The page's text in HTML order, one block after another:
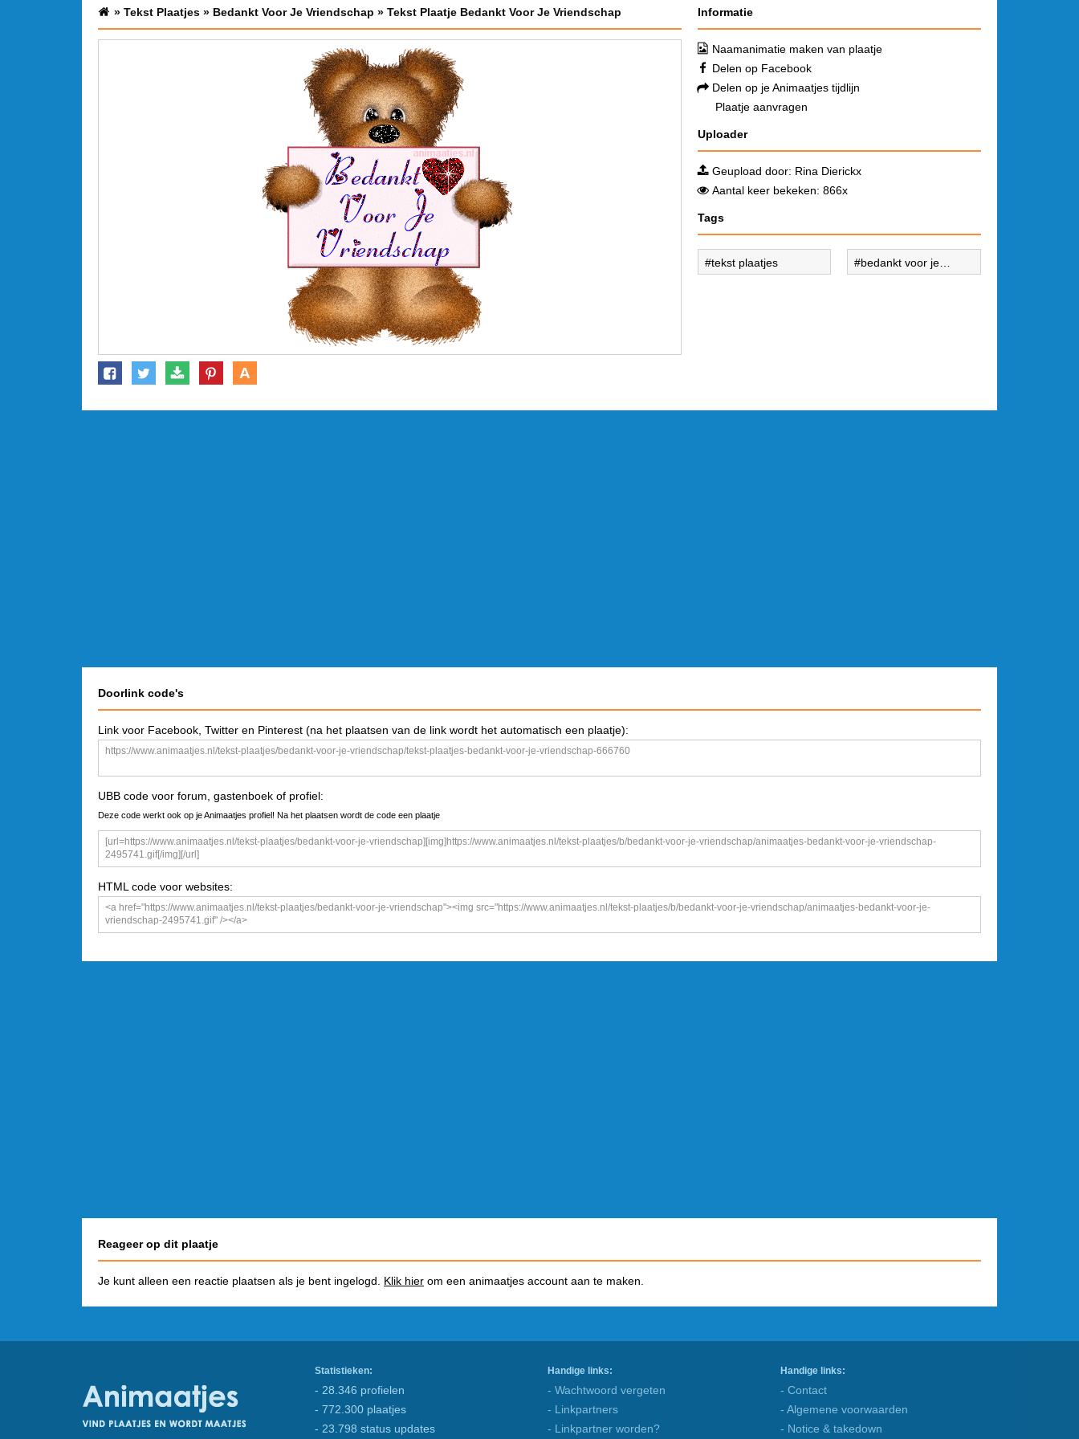
» Tekst Plaatjes » Bedankt Voor Je Vriendschap » Tekst Plaatje Bedankt Voor Je Vriendschap
A
Informatie
Naamanimatie maken van plaatje
Delen op Facebook
Delen op je Animaatjes tijdlijn
Plaatje aanvragen
Uploader
Geupload door: Rina Dierickx
Aantal keer bekeken: 866x
Tags
tekst plaatjes
bedankt voor je
Doorlink code's
Link voor Facebook, Twitter en Pinterest (na het plaatsen van de link wordt het automatisch een plaatje):
UBB code voor forum, gastenboek of profiel:
Deze code werkt ook op je Animaatjes profiel! Na het plaatsen wordt de code een plaatje
HTML code voor websites:
Reageer op dit plaatje
Je kunt alleen een reactie plaatsen als je bent ingelogd. Klik hier om een animaatjes account aan te maken.
Statistieken:
- 28.346 profielen
- 772.300 plaatjes
- 23.798 status updates
Handige links:
- Wachtwoord vergeten
- Linkpartners
- Linkpartner worden?
Handige links:
- Contact
- Algemene voorwaarden
- Notice & takedown